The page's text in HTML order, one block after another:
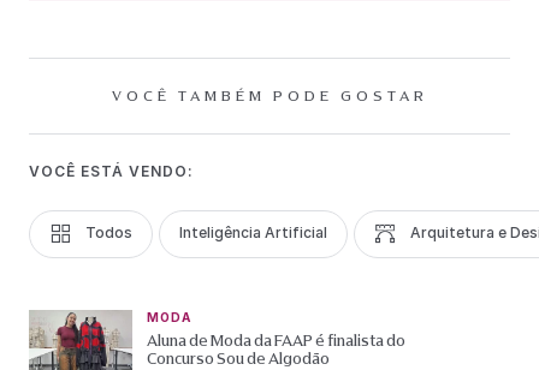
VOCÊ TAMBÉM PODE GOSTAR
VOCÊ ESTÁ VENDO:
Todos Inteligência Artificial Arquitetura e
MODA
Aluna de Moda da FAAP é finalista do
Concurso Sou de Algodão